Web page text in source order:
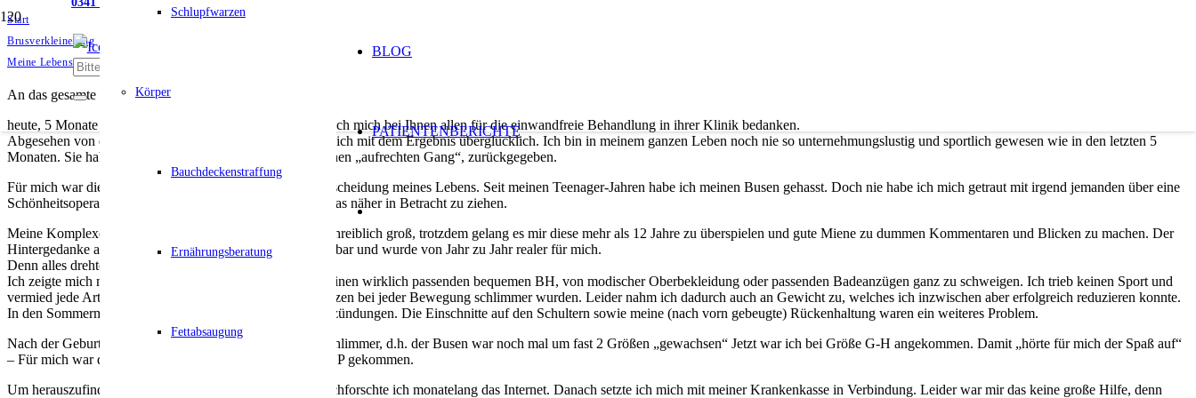
Schlupfwarzen
Körper
Bauchdeckenstraffung
Ernährungsberatung
Fettabsaugung
BLOG
PATIENTENBERICHTE
Start
Brusverkleinerung
Meine Lebensfreude zurückgegeben
An das gesamte Team der Klinik am Rosental,
heute, 5 Monate nach meiner
möchte ich mich bei Ihnen allen für die einwandfreie Behandlung in ihrer Klinik bedanken.
Abgesehen von den Narben, die ich akzeptieren kann, bin ich mit dem Ergebnis überglücklich. Ich bin in meinem ganzen Leben noch nie so unternehmungslustig und sportlich gewesen wie in den letzten 5
Monaten. Sie haben mir einfach meine Lebensfreude, meinen „aufrechten Gang“, zurückgegeben.
Für mich war dies die wichtigste und lang-geplanteste Entscheidung meines Lebens. Seit meinen Teenager-Jahren habe ich meinen Busen gehasst. Doch nie habe ich mich getraut mit irgend jemanden über eine
Schönheitsoperation zu sprechen, geschweige denn so etwas näher in Betracht zu ziehen.
Meine Komplexe und inneren Verletzungen waren unbeschreiblich groß, trotzdem gelang es mir diese mehr als 12 Jahre zu überspielen und gute Miene zu dummen Kommentaren und Blicken zu machen. Der
Hintergedanke an eine OP war aber immer irgendwie greifbar und wurde von Jahr zu Jahr realer für mich.
Denn alles drehte sich immer nur um die riesigen Brüste:
Ich zeigte mich meinem Partner nicht nackt. Ich hatte nie einen wirklich passenden bequemen BH, von modischer Oberbekleidung oder passenden Badeanzügen ganz zu schweigen. Ich trieb keinen Sport und
vermied jede Art von unnötiger Bewegung, da die Schmerzen bei jeder Bewegung schlimmer wurden. Leider nahm ich dadurch auch an Gewicht zu, welches ich inzwischen aber erfolgreich reduzieren konnte.
In den Sommermonaten kam es durch die Reibung zu Entzündungen. Die Einschnitte auf den Schultern sowie meine (nach vorn gebeugte) Rückenhaltung waren ein weiteres Problem.
Nach der Geburt meines kleinen Sohnes wurde es noch schlimmer, d.h. der Busen war noch mal um fast 2 Größen „gewachsen“ Jetzt war ich bei Größe G-H angekommen. Damit „hörte für mich der Spaß auf“
– Für mich war der Zeitpunkt der ersten Schritte für eine OP gekommen.
Um herauszufinden auf was ich mich einlassen wollte durchforschte ich monatelang das Internet. Danach setzte ich mich mit meiner Krankenkasse in Verbindung. Leider war mir das keine große Hilfe, denn